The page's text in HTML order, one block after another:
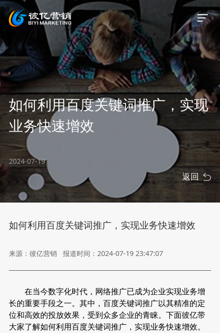
首页
关于我们
服务案例
新闻资讯
如何利用百度关键词推广，实现
业务快速增效
2024-07-19
返回
如何利用百度关键词推广，实现业务快速增效
来源：彼亿营销 报道时间：2024-07-19 23:47:07
在当今数字化时代，网络推广已成为企业实现业务增
长的重要手段之一。其中，百度关键词推广以其精准的定
位和高效的投放效果，受到众多企业的青睐。下面彼亿带
大家了解如何利用百度关键词推广，实现业务快速增效。